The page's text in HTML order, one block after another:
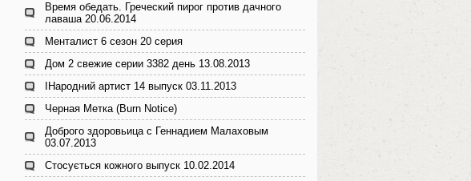
Время обедать. Греческий пирог против дачного
лаваша 20.06.2014
Менталист 6 сезон 20 серия
Дом 2 свежие серии 3382 день 13.08.2013
ІНародний артист 14 выпуск 03.11.2013
Черная Метка (Burn Notice)
Доброго здоровьица с Геннадием Малаховым
03.07.2013
Стосується кожного выпуск 10.02.2014